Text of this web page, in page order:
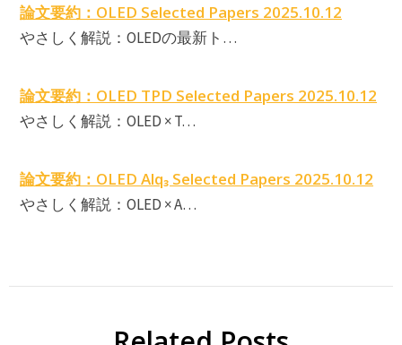
論文要約：OLED Selected Papers 2025.10.12
やさしく解説：OLEDの最新ト…
論文要約：OLED TPD Selected Papers 2025.10.12
やさしく解説：OLED × T…
論文要約：OLED Alq₃ Selected Papers 2025.10.12
やさしく解説：OLED × A…